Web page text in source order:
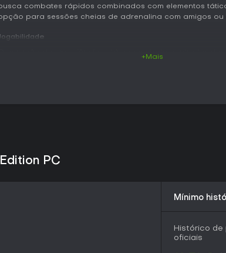
combates rápidos combinados com elementos
para sessões cheias de adrenalina com amigos ou
Jogabilidade
que aumenta a imersão, embora traga limitações
explosivos ou lança-chamas para eliminá-los antes que
Melhorias de qualidade evitam situações frustrantes, como
alavancas, interrompem o tiroteio e exigem esforço
+Mais
PC
Mínimo
Histórico de
oficiais